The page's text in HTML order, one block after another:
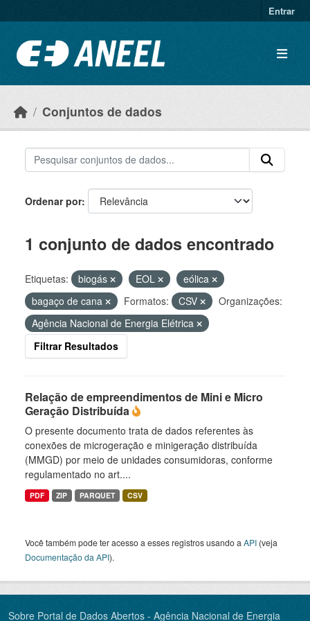
Entrar
Conjuntos de dados
Ordenar por
1 conjunto de dados encontrado
Etiquetas: biogás EOL
eólica
bagaço de cana
Formatos: CSV
Organizações:
Agência Nacional de Energia Elétrica
Filtrar Resultados
Relação de empreendimentos de Mini e Micro
Geração Distribuída
O presente documento trata de dados referentes às
conexões de microgeração e minigeração distribuída
(MMGD) por meio de unidades consumidoras, conforme
regulamentado no art....
PDF ZIP PARQUET CSV
Você também pode ter acesso a esses registros usando a API (veja
Documentação da API).
Sobre Portal de Dados Abertos - Agência Nacional de Energia